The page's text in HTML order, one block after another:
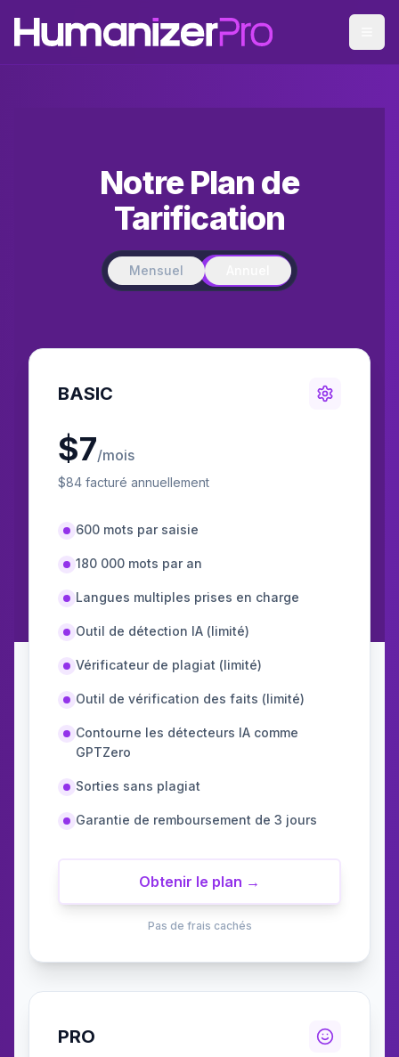
Notre Plan de
Tarification
Mensuel
BASIC
$7/mois
$84 facturé annuellement
600 mots par saisie
180 000 mots par an
Langues multiples prises en charge
Outil de détection IA (limité)
Vérificateur de plagiat (limité)
Outil de vérification des faits (limité)
Contourne les détecteurs IA comme
GPTZero
Sorties sans plagiat
Garantie de remboursement de 3 jours
Obtenir le plan →
Pas de frais cachés
PRO